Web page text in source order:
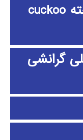
الگوریتم جستجوی فاخته cuckoo
گرانشی